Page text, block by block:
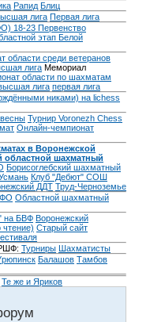
Рапид Блиц
лига Первая лига
18-23 Первенство
этап Белой
области среди ветеранов
лига Мемориал
области по шахматам
лига первая лига
никами) на lichess
Турнир Voronezh Chess
Онлайн-чемпионат
в Воронежской
областной шахматный
Борисоглебский шахматный
Клуб "Дебют" СОШ
ДДТ Труд-Черноземье
Областной шахматный
на БВФ Воронежский
Старый сайт
Турниры Шахматисты
Балашов Тамбов
Те же и Яриков